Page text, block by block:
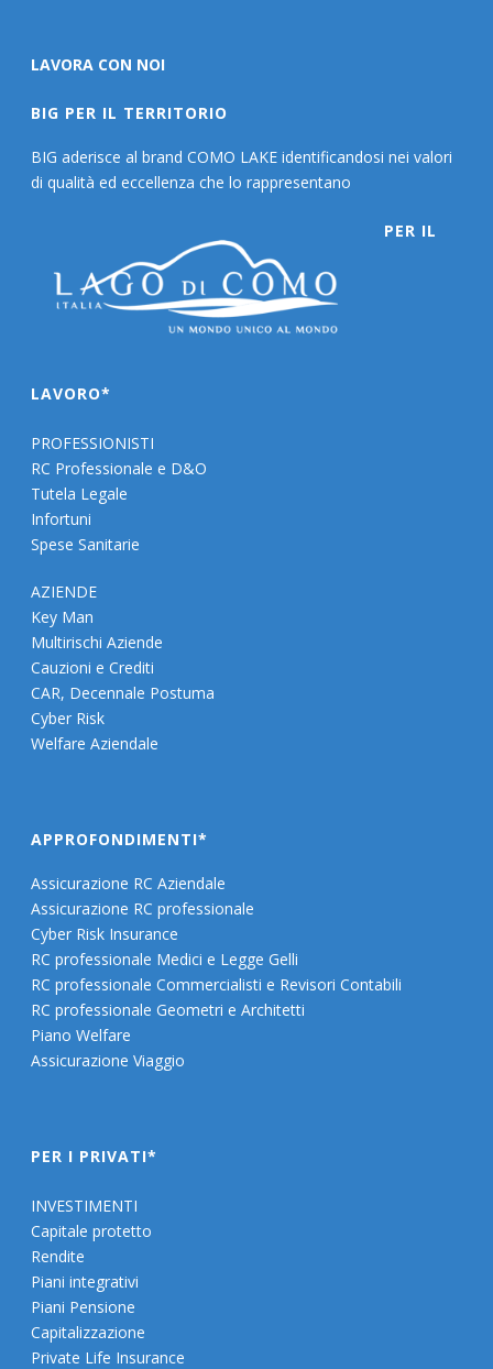
LAVORA CON NOI
BIG PER IL TERRITORIO
BIG aderisce al brand COMO LAKE identificandosi nei valori
di qualità ed eccellenza che lo rappresentano
PER IL
LAVORO*
PROFESSIONISTI
RC Professionale e D&O
Tutela Legale
Infortuni
Spese Sanitarie
AZIENDE
Key Man
Multirischi Aziende
Cauzioni e Crediti
CAR, Decennale Postuma
Cyber Risk
Welfare Aziendale
APPROFONDIMENTI*
Assicurazione RC Aziendale
Assicurazione RC professionale
Cyber Risk Insurance
RC professionale Medici e Legge Gelli
RC professionale Commercialisti e Revisori Contabili
RC professionale Geometri e Architetti
Piano Welfare
Assicurazione Viaggio
PER I PRIVATI*
INVESTIMENTI
Capitale protetto
Rendite
Piani integrativi
Piani Pensione
Capitalizzazione
Private Life Insurance